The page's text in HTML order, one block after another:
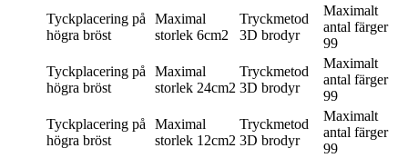
Tyckplacering på
högra bröst
Maximal
storlek 6cm2
Tryckmetod
3D brodyr
Maximalt
antal färger
99
Tyckplacering på
högra bröst
Maximal
storlek 24cm2
Tryckmetod
3D brodyr
Maximalt
antal färger
99
Tyckplacering på
högra bröst
Maximal
storlek 12cm2
Tryckmetod
3D brodyr
Maximalt
antal färger
99